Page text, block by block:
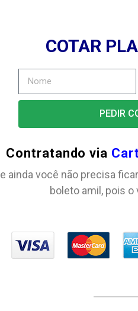
COTAR
PEDIR
Contratando via
e ainda você não precisa
boleto amil, pois